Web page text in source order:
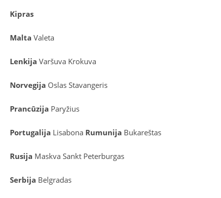
Kipras
Malta Valeta
Lenkija Varšuva Krokuva
Norvegija Oslas Stavangeris
Prancūzija Paryžius
Portugalija Lisabona Rumunija Bukareštas
Rusija Maskva Sankt Peterburgas
Serbija Belgradas